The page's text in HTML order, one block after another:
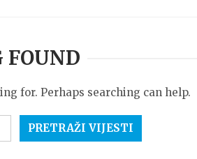
for. Perhaps searching can help.